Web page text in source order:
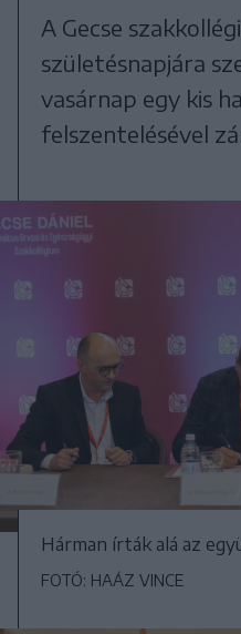
A Gecse
születésnapjára
vasárnap egy kis
felszentelésével
Hárman írták alá az
FOTÓ: HAÁZ VINCE